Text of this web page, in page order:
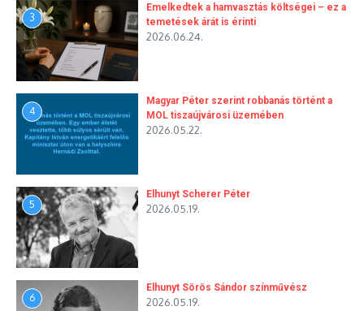
3
Emelkedtek a hamvasztás költségei – ez a
temetések árát is érinti
2026.06.24.
4
Magyar Péter szerint robbanás történt a
MOL tiszaújvárosi üzemében
2026.05.22.
5
Elhunyt Scherer Péter
2026.05.19.
6
Elhunyt Sörös Sándor színművész
2026.05.19.